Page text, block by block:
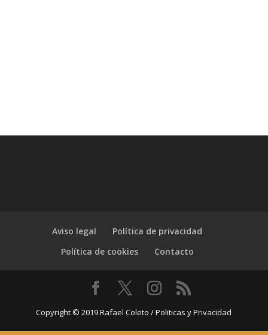
Aviso legal
Política de privacidad
Política de cookies
Contacto
Copyright © 2019 Rafael Coleto / Politicas y Privacidad